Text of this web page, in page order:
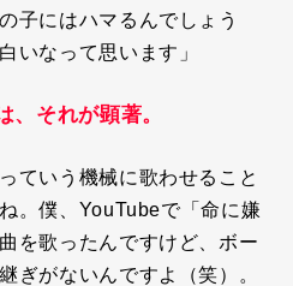
子にはハマるんでしょう
いなって思います」
、それが顕著。
ていう機械に歌わせること
。僕、 YouTubeで「命に嫌
を歌ったんですけど、ボー
ぎがないんですよ（笑）。